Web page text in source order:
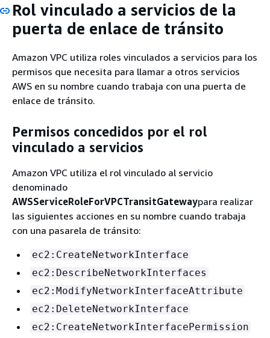
Rol vinculado a servicios de la
puerta de enlace de tránsito
Amazon VPC utiliza roles vinculados a servicios para los
permisos que necesita para llamar a otros servicios
AWS en su nombre cuando trabaja con una puerta de
enlace de tránsito.
Permisos concedidos por el rol
vinculado a servicios
Amazon VPC utiliza el rol vinculado al servicio
denominado
AWSServiceRoleForVPCTransitGatewaypara realizar
las siguientes acciones en su nombre cuando trabaja
con una pasarela de tránsito:
ec2:CreateNetworkInterface
ec2:DescribeNetworkInterfaces
ec2:ModifyNetworkInterfaceAttribute
ec2:DeleteNetworkInterface
ec2:CreateNetworkInterfacePermission